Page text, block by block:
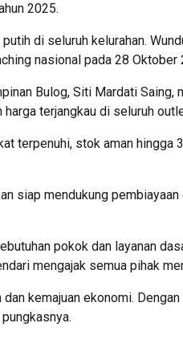
2025.
di seluruh kelurahan.
nasional pada 28 Oktober
Bulog, Siti Mardati Saing,
terjangkau di seluruh
terpenuhi, stok aman hingga
siap mendukung
pokok dan layanan
mengajak semua pihak
kemajuan ekonomi.